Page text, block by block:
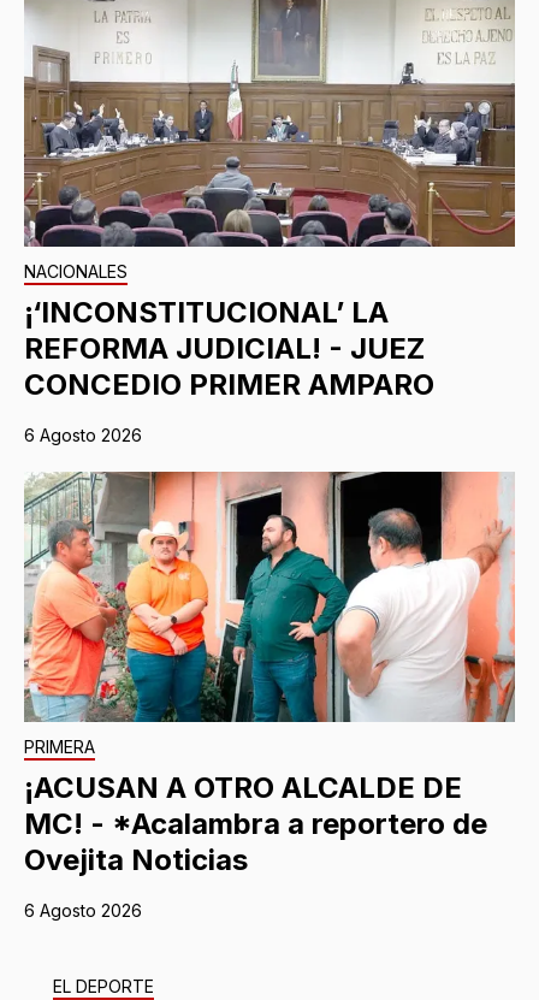
NACIONALES
¡‘INCONSTITUCIONAL’ LA
REFORMA JUDICIAL! - JUEZ
CONCEDIO PRIMER AMPARO
6 Agosto 2026
PRIMERA
¡ACUSAN A OTRO ALCALDE DE
MC! - *Acalambra a reportero de
Ovejita Noticias
6 Agosto 2026
EL DEPORTE